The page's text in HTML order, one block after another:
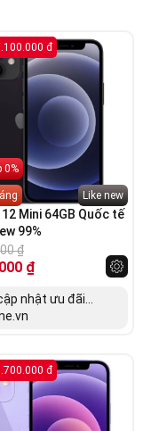
đ
0%
Like new
Mini 64GB Quốc tế
99%
₫
₫
nhật ưu đãi...
đ